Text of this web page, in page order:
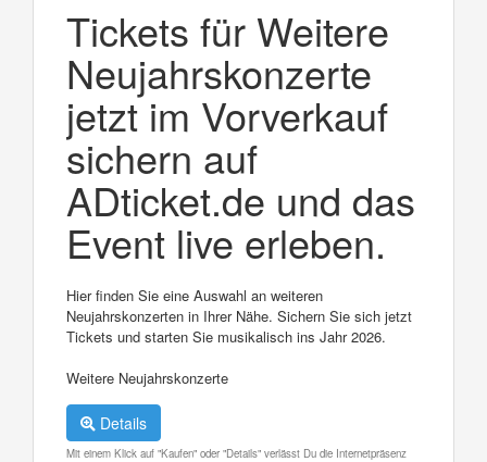
Tickets für Weitere
Neujahrskonzerte
jetzt im Vorverkauf
sichern auf
ADticket.de und das
Event live erleben.
Hier finden Sie eine Auswahl an weiteren
Neujahrskonzerten in Ihrer Nähe. Sichern Sie sich jetzt
Tickets und starten Sie musikalisch ins Jahr 2026.
Weitere Neujahrskonzerte
Details
Mit einem Klick auf "Kaufen" oder "Details" verlässt Du die Internetpräsenz